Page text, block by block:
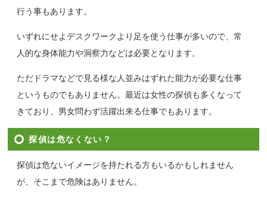
行う事もあります。
いずれにせよデスクワークより足を使う仕事が多いので、常
人的な身体能力や洞察力などは必要となります。
ただドラマなどで見る様な人並みはずれた能力が必要な仕事
というものでもありません。最近は女性の探偵も多くなって
きており、男女問わず活躍出来る仕事でもあります。
探偵は危なくない？
探偵は危ないイメージを持たれる方もいるかもしれません
が、そこまで危険はありません。